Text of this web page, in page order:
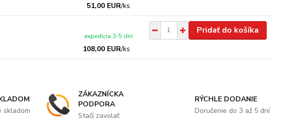
51,00 EUR/ks
108,00 EUR/ks
expedícia 3-5 dní
Pridať do košíka
skladom
ZÁKAZNÍCKA
PODPORA
Stačí zavolať
RÝCHLE DODANIE
Doručenie do 3 až 5 dní